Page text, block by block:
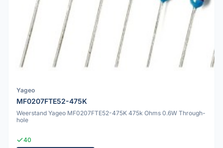
Yageo
MF0207FTE52-475K
Weerstand Yageo MF0207FTE52-475K 475k Ohms 0.6W Through-
hole
40